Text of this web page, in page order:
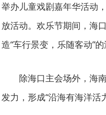
举办儿童戏剧嘉年华活动
放活动。欢乐节期间，海
造“车行景变，乐随客动”的
除海口主会场外，海
发力，形成“沿海有海洋活